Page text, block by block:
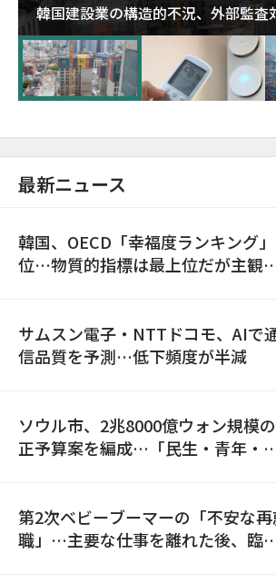
韓国建設業の構造的不況、外部監査
超が「ゾンビ企業」に…5年で2.8倍
最新ニュース
韓国、OECD「幸福度ランキング
位…物質的指標は最上位だが主観
サムスン電子・NTTドコモ、AIで
信品質を予測…低下頻度が半減
ソウル市、2兆8000億ウォン規模
正予算案を編成…「民生・青年・
第2次ベビーブーマーの「不安な
職」…主要な仕事を離れた後、臨